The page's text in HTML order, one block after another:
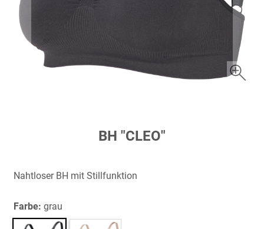
springen
BH "CLEO"
Nahtloser BH mit Stillfunktion
Farbe: grau